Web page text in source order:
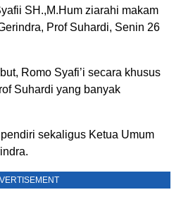
SH.,M.Hum ziarahi makam
Prof Suhardi, Senin 26
Romo Syafi’i secara khusus
Suhardi yang banyak
sekaligus Ketua Umum